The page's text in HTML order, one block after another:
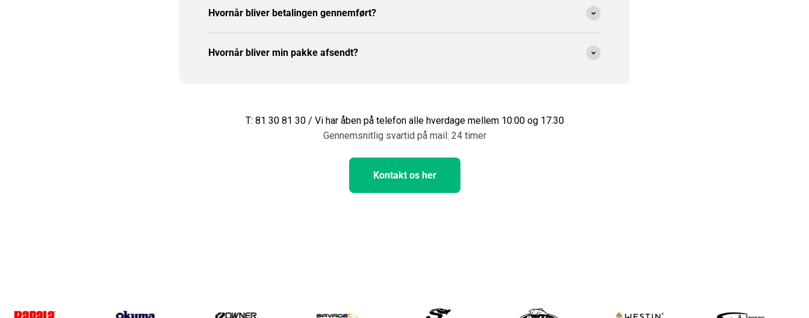
Hvornår bliver betalingen gennemført?
Hvornår bliver min pakke afsendt?
T: 81 30 81 30 / Vi har åben på telefon alle hverdage mellem 10:00 og 17.30
Gennemsnitlig svartid på mail: 24 timer
Kontakt os her